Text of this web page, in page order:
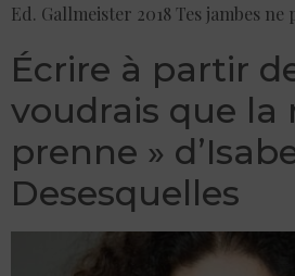
Ed. Gallmeister 2018 Tes jambes
Écrire à partir
voudrais que la
prenne »
Desesquelles